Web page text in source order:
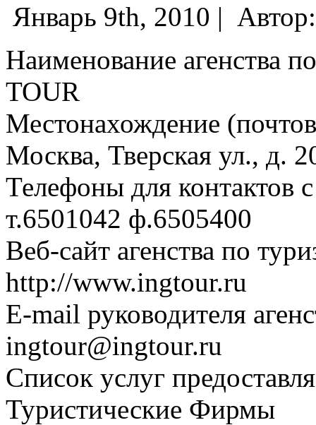
Январь 9th, 2010 |
Наименование агенства
TOUR
Местонахождение
Москва, Тверская ул., д.
Телефоны для контактов
т.6501042 ф.6505400
Веб-сайт агенства по
http://www.ingtour.ru
E-mail руководителя
ingtour@ingtour.ru
Список услуг
Туристические Фирмы